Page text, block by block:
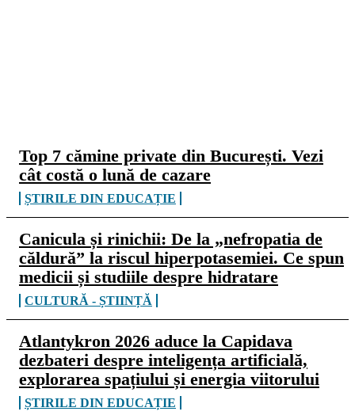
Top 7 cămine private din București. Vezi
cât costă o lună de cazare
ȘTIRILE DIN EDUCAȚIE
Canicula și rinichii: De la „nefropatia de
căldură” la riscul hiperpotasemiei. Ce spun
medicii și studiile despre hidratare
CULTURĂ - ȘTIINȚĂ
Atlantykron 2026 aduce la Capidava
dezbateri despre inteligența artificială,
explorarea spațiului și energia viitorului
ȘTIRILE DIN EDUCAȚIE